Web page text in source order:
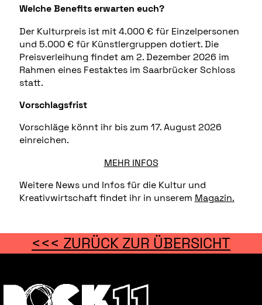
Welche Benefits erwarten euch?
Der Kulturpreis ist mit 4.000 € für Einzelpersonen
und 5.000 € für Künstlergruppen dotiert. Die
Preisverleihung findet am 2. Dezember 2026 im
Rahmen eines Festaktes im Saarbrücker Schloss
statt.
Vorschlagsfrist
Vorschläge könnt ihr bis zum 17. August 2026
einreichen.
MEHR INFOS
Weitere News und Infos für die Kultur und
Kreativwirtschaft findet ihr in unserem Magazin.
<<< ZURÜCK ZUR ÜBERSICHT